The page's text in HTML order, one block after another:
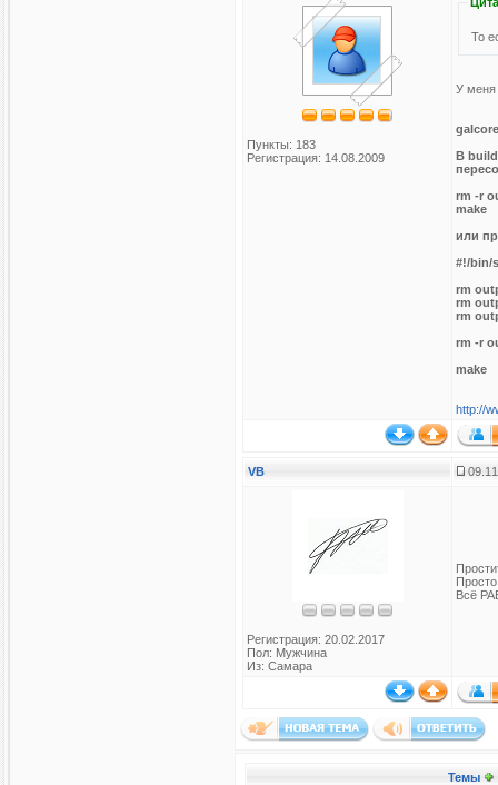
Пункты: 183
Регистрация: 14.08.2009
То
У меня
В
rm -r
make
или
#!/bin/
rm
rm
rm
rm -r
make
http://
VB
Регистрация: 20.02.2017
Пол: Мужчина
Из: Самара
Всё
Темы